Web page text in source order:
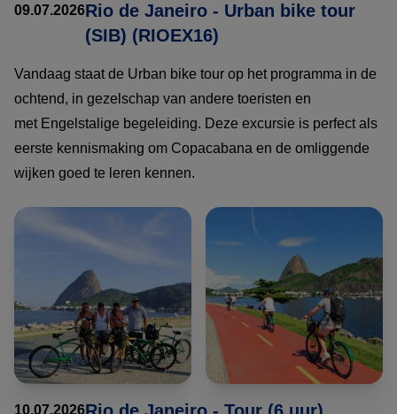
09.07.2026Rio de Janeiro - Urban bike tour
(SIB) (RIOEX16)
Vandaag staat de Urban bike tour op het programma in de
ochtend, in gezelschap van andere toeristen en
met Engelstalige begeleiding. Deze excursie is perfect als
eerste kennismaking om Copacabana en de omliggende
wijken goed te leren kennen.
10.07.2026